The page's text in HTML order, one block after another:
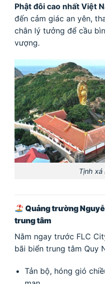
Phật đôi cao nhất Việt
đến cảm giác an yên,
chân lý tưởng để cầu
vượng.
Tịnh
Quảng trường
trung tâm
Nằm ngay trước FLC
bãi biển trung tâm Quy
Tản bộ, hóng gió